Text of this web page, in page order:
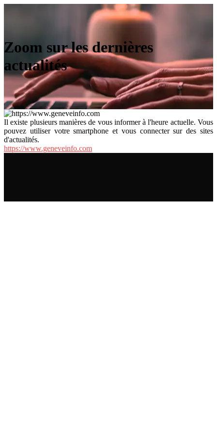
Zoom sur les dernières
actualités
Il existe plusieurs manières de vous informer à l'heure actuelle. Vous
pouvez utiliser votre smartphone et vous connecter sur des sites
d'actualités.
https://www.geneveinfo.com